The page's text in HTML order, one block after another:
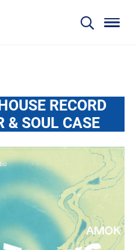
RECORD
& SOUL CASE